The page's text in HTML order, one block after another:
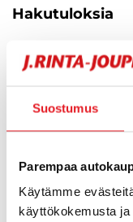
Suostumus
Parempaa
Käytämme
käyttökokemusta
Hakutuloksia
Järjestä
vastaavat